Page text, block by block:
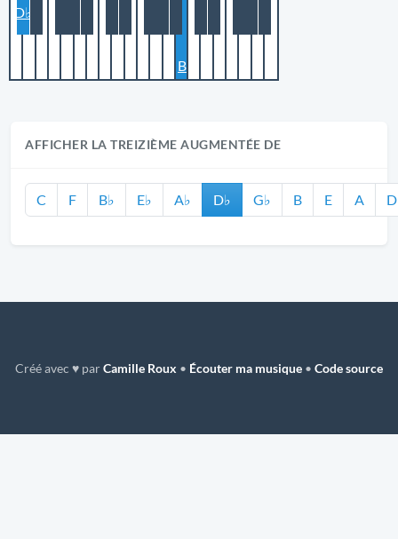
D♭
B
AFFICHER LA TREIZIÈME AUGMENTÉE DE
C F B♭ E♭ A♭ D♭ G♭ B E A D
Créé avec ♥ parCamille Roux • Écouter ma musique • Code source